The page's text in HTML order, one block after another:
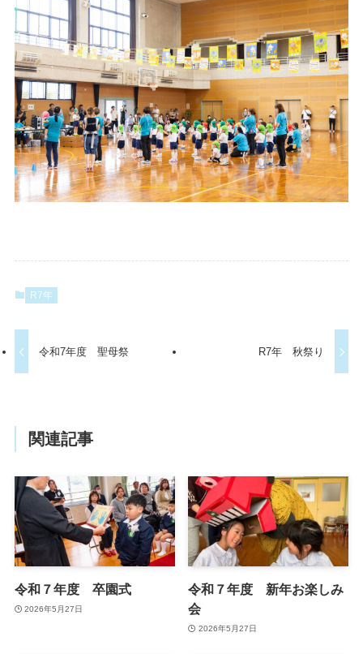
R7年
令和7年度 聖母祭 R7年 秋祭り
関連記事
令和７年度 卒園式
2026年5月27日
令和７年度 新年お楽しみ
会
2026年5月27日